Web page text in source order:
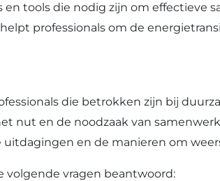
tools die nodig zijn om effectieve
professionals om de
die betrokken zijn bij
nut en de noodzaak van
en de manieren om
volgende vragen beantwoord: